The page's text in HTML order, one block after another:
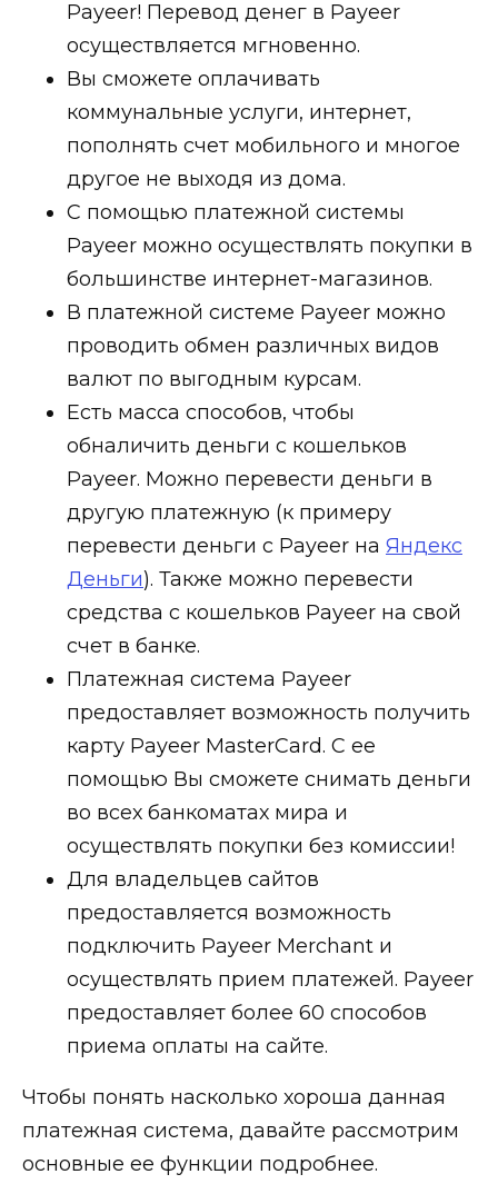
Payeer! Перевод денег в Payeer
осуществляется мгновенно.
Вы сможете оплачивать
коммунальные услуги, интернет,
пополнять счет мобильного и многое
другое не выходя из дома.
С помощью платежной системы
Payeer можно осуществлять покупки в
большинстве интернет-магазинов.
В платежной системе Payeer можно
проводить обмен различных видов
валют по выгодным курсам.
Есть масса способов, чтобы
обналичить деньги с кошельков
Payeer. Можно перевести деньги в
другую платежную (к примеру
перевести деньги с Payeer на Яндекс
Деньги). Также можно перевести
средства с кошельков Payeer на свой
счет в банке.
Платежная система Payeer
предоставляет возможность получить
карту Payeer MasterCard. С ее
помощью Вы сможете снимать деньги
во всех банкоматах мира и
осуществлять покупки без комиссии!
Для владельцев сайтов
предоставляется возможность
подключить Payeer Merchant и
осуществлять прием платежей. Payeer
предоставляет более 60 способов
приема оплаты на сайте.
Чтобы понять насколько хороша данная
платежная система, давайте рассмотрим
основные ее функции подробнее.